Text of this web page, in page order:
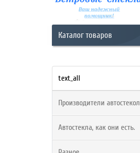
Каталогтоваров
text_all
Производители автостекол
Автостекла, как они есть.